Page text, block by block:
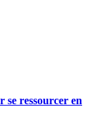
se ressourcer en